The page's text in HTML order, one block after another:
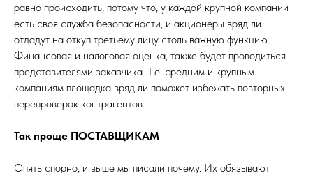
равно происходить, потому что, у каждой крупной компании
есть своя служба безопасности, и акционеры вряд ли
отдадут на откуп третьему лицу столь важную функцию.
Финансовая и налоговая оценка, также будет проводиться
представителями заказчика. Т.е. средним и крупным
компаниям площадка вряд ли поможет избежать повторных
перепроверок контрагентов.
Так проще ПОСТАВЩИКАМ
Опять спорно, и выше мы писали почему. Их обязывают